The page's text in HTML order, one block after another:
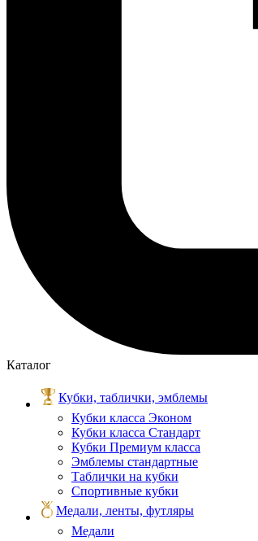
Каталог
Кубки, таблички, эмблемы
Кубки класса Эконом
Кубки класса Стандарт
Кубки Премиум класса
Эмблемы стандартные
Таблички на кубки
Спортивные кубки
Медали, ленты, футляры
Медали